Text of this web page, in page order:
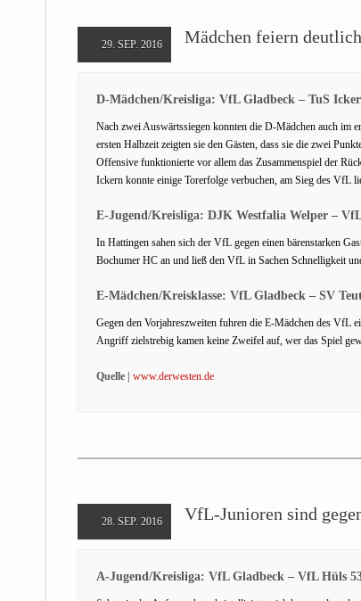
29. SEP. 2016 Mädchen feiern
D-Mädchen/Kreisliga: VfL Gladbeck – TuS
Nach zwei Auswärtssiegen konnten die D-Mädchen auch im
ersten Halbzeit zeigten sie den Gästen, dass sie die zwei
Offensive funktionierte vor allem das Zusammenspiel der
Ickern konnte einige Torerfolge verbuchen, am Sieg des VfL
E-Jugend/Kreisliga: DJK Westfalia Welper –
In Hattingen sahen sich der VfL gegen einen bärenstarken
Bochumer HC an und ließ den VfL in Sachen Schnelligkeit
E-Mädchen/Kreisklasse: VfL Gladbeck – SV
Gegen den Vorjahreszweiten fuhren die E-Mädchen des VfL
Angriff zielstrebig kamen keine Zweifel auf, wer das Spiel
Quelle | www.derwesten.de
28. SEP. 2016 VfL-Junioren sind
A-Jugend/Kreisliga: VfL Gladbeck – VfL Hüls